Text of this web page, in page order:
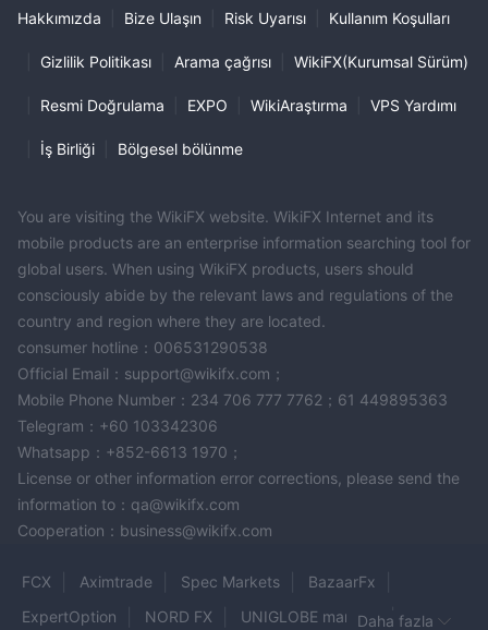
Hakkımızda Bize Ulaşın Risk Uyarısı Kullanım Koşulları
Gizlilik Politikası Arama çağrısı WikiFX(Kurumsal Sürüm)
Resmi Doğrulama EXPO WikiAraştırma VPS Yardımı
İş Birliği Bölgesel bölünme
You are visiting the WikiFX website. WikiFX Internet and its
mobile products are an enterprise information searching tool for
global users. When using WikiFX products, users should
consciously abide by the relevant laws and regulations of the
country and region where they are located.
consumer hotline：006531290538
Official Email：support@wikifx.com；
Mobile Phone Number：234 706 777 7762；61 449895363
Telegram：+60 103342306
Whatsapp：+852-6613 1970；
License or other information error corrections, please send the
information to：qa@wikifx.com
Cooperation：business@wikifx.com
FCX Aximtrade Spec Markets
BazaarFx
ExpertOption
NORD FX UNIGLOBE marketsDaha fazla